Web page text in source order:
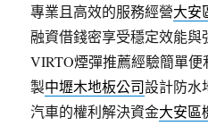
專業且高效的服務經營大安
融資借錢密享受穩定效能與
VIRTO煙彈推薦經驗簡單
製中壢木地板公司設計防水
汽車的權利解決資金大安區